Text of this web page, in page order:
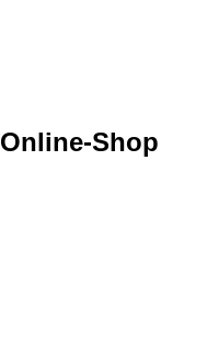
Online-Shop